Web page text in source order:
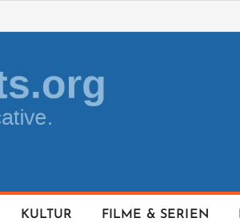
KULTUR FILME & SERIEN